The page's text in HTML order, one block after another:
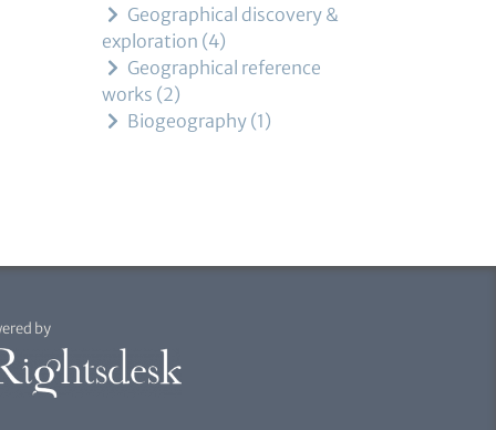
Geographical discovery &
exploration 4
Geographical reference
works 2
Biogeography 1
by